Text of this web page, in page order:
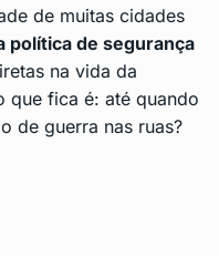
de muitas cidades
política de segurança
na vida da
que fica é: até quando
de guerra nas ruas?